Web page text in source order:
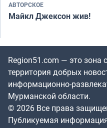
АВТОРСКОЕ
Майкл Джексон жив!
Region51.com — это зона
территория добрых
информационно-
Мурманской области.
© 2026 Все права
Публикуемая